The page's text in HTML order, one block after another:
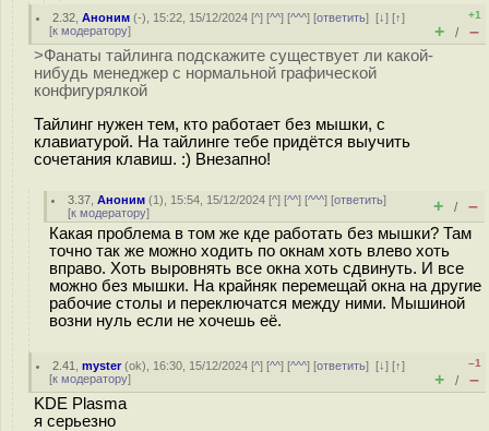
2.32 ,Аноним (-), 15:22, 15/12/2024 [^] [^^] [^^^] [ответить][↓] [↑]
[к модератору]
+1
+ / –
>Фанаты тайлинга подскажите существует ли какой-
нибудь менеджер с нормальной графической
конфигурялкой
Тайлинг нужен тем, кто работает без мышки, с
клавиатурой. На тайлинге тебе придётся выучить
сочетания клавиш. :) Внезапно!
3.37 ,Аноним (1), 15:54, 15/12/2024 [^] [^^] [^^^] [ответить]
[к модератору] + / –
Какая проблема в том же кде работать без мышки? Там
точно так же можно ходить по окнам хоть влево хоть
вправо. Хоть выровнять все окна хоть сдвинуть. И все
можно без мышки. На крайняк перемещай окна на другие
рабочие столы и переключатся между ними. Мышиной
возни нуль если не хочешь её.
2.41 ,myster(ok), 16:30, 15/12/2024 [^] [^^] [^^^] [ответить][↓] [↑]
[к модератору]
–1
+ / –
KDE Plasma
я серьезно